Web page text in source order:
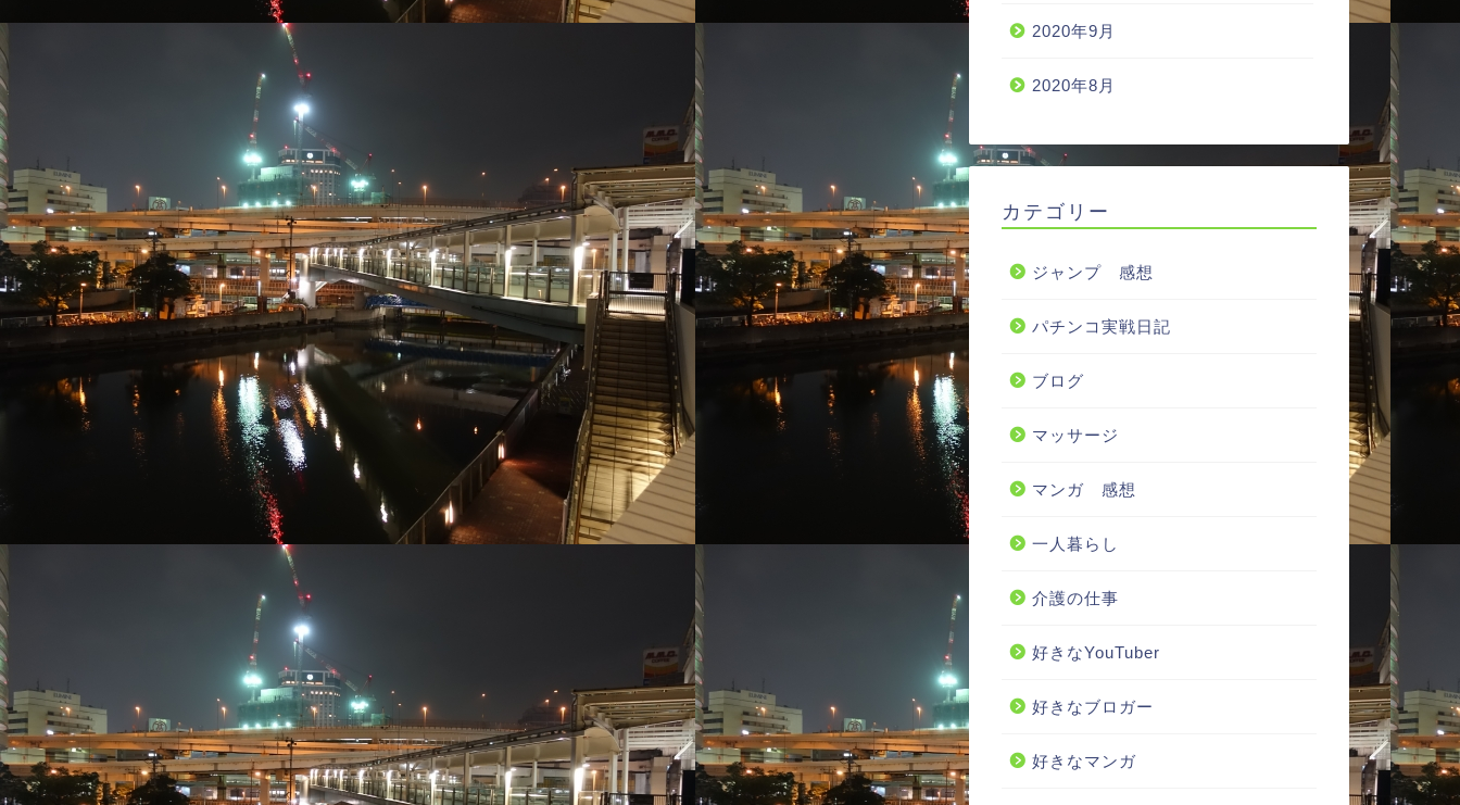
2020年9月
2020年8月
カテゴリー
ジャンプ 感想
パチンコ実戦日記
ブログ
マッサージ
マンガ 感想
一人暮らし
介護の仕事
好きなYouTuber
好きなブロガー
好きなマンガ